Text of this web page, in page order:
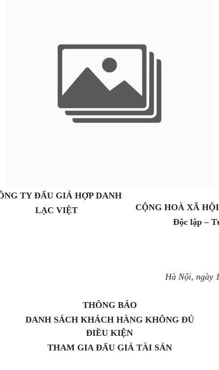
TY ĐẤU GIÁ HỢP DANH
LẠC VIỆT
CỘNG HOÀ XÃ
Độc lập –
Hà Nội, ngày
THÔNG BÁO
DANH SÁCH KHÁCH HÀNG KHÔNG ĐỦ
ĐIỀU KIỆN
THAM GIA ĐẤU GIÁ TÀI SẢN